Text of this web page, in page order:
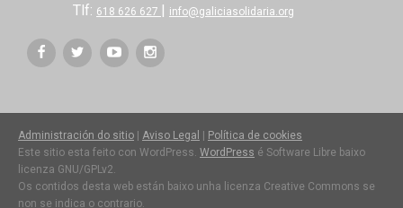
Tlf: 618 626 627 | info@galiciasolidaria.org
Administración do sitio | Aviso Legal | Política de cookies
Este sitio esta feito con WordPress. WordPress é Software Libre baixo
licenza GNU/GPLv2.
Os contidos desta web están baixo unha licenza Creative Commons se
non se indica o contrario.